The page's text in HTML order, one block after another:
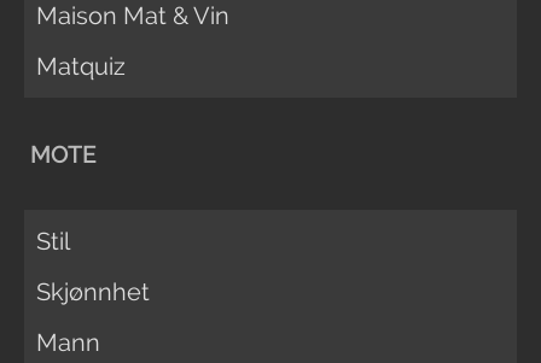
Maison Mat & Vin
Matquiz
MOTE
Stil
Skjønnhet
Mann